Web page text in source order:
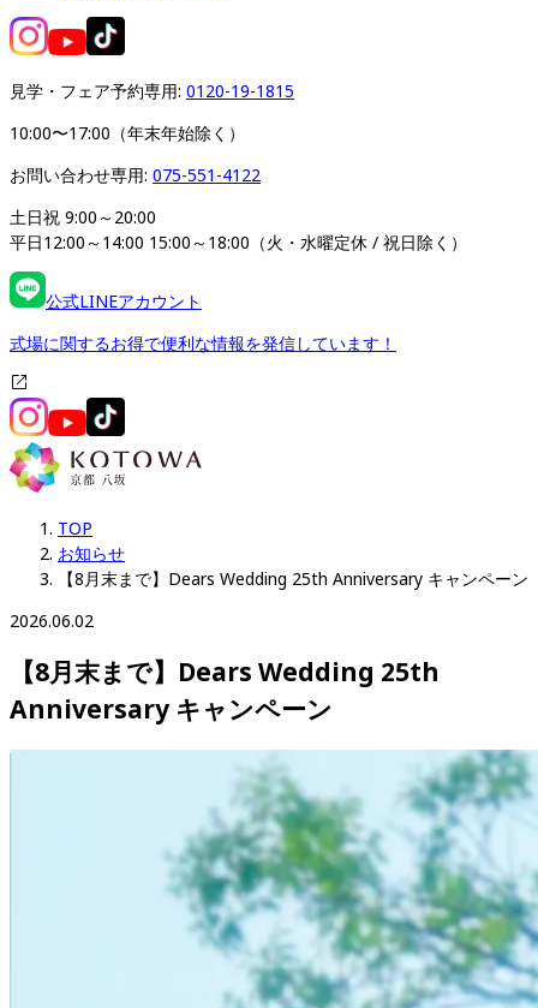
見学・フェア予約専用: 0120-19-1815
10:00〜17:00（年末年始除く）
お問い合わせ専用: 075-551-4122
土日祝 9:00～20:00
平日12:00～14:00 15:00～18:00（火・水曜定休 / 祝日除く）
公式LINEアカウント
式場に関するお得で便利な情報を発信しています！
TOP
お知らせ
【8月末まで】Dears Wedding 25th Anniversary キャンペーン
2026.06.02
【8月末まで】Dears Wedding 25th
Anniversary キャンペーン